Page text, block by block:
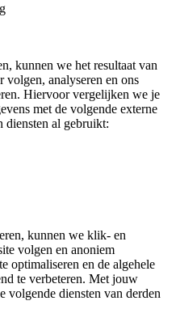
kunnen we het resultaat van
volgen, analyseren en ons
Hiervoor vergelijken we je
met de volgende externe
diensten al gebruikt:
kunnen we klik- en
volgen en anoniem
optimaliseren en de algehele
te verbeteren. Met jouw
volgende diensten van derden